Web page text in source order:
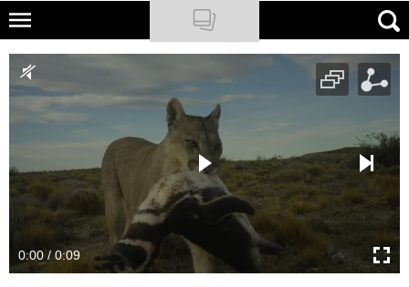
Skip
main
content
NATIONAL GEOGRAPHIC
TRAVELER
PODCASTY
Sklep
Newsletter
Cuda Polski
0:00 / 0:09